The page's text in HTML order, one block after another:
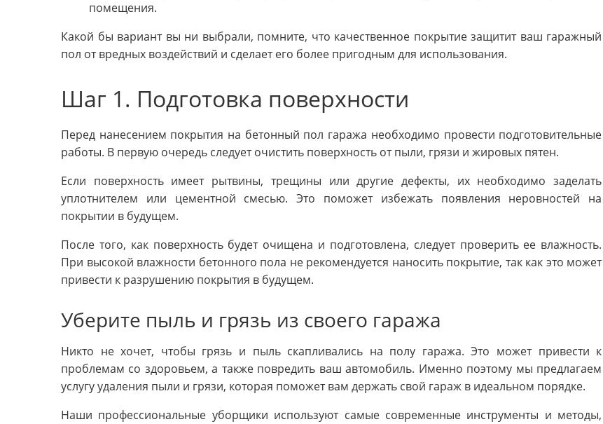
помещения.
Какой бы вариант вы ни выбрали, помните, что качественное покрытие защитит ваш гаражный
пол от вредных воздействий и сделает его более пригодным для использования.
Шаг 1. Подготовка поверхности
Перед нанесением покрытия на бетонный пол гаража необходимо провести подготовительные
работы. В первую очередь следует очистить поверхность от пыли, грязи и жировых пятен.
Если поверхность имеет рытвины, трещины или другие дефекты, их необходимо заделать
уплотнителем или цементной смесью. Это поможет избежать появления неровностей на
покрытии в будущем.
После того, как поверхность будет очищена и подготовлена, следует проверить ее влажность.
При высокой влажности бетонного пола не рекомендуется наносить покрытие, так как это может
привести к разрушению покрытия в будущем.
Уберите пыль и грязь из своего гаража
Никто не хочет, чтобы грязь и пыль скапливались на полу гаража. Это может привести к
проблемам со здоровьем, а также повредить ваш автомобиль. Именно поэтому мы предлагаем
услугу удаления пыли и грязи, которая поможет вам держать свой гараж в идеальном порядке.
Наши профессиональные уборщики используют самые современные инструменты и методы,